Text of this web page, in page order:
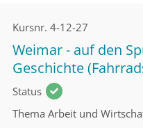
Kursnr. 4-12-27
Weimar - auf den
Geschichte
Status
Thema Arbeit und